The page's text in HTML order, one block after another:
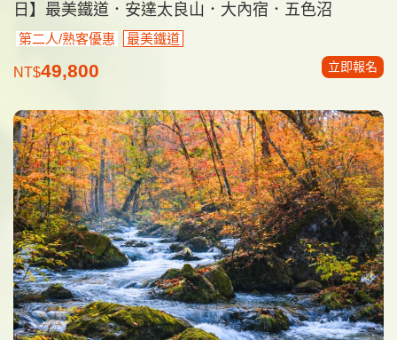
日】最美鐵道．安達太良山．大內宿．五色沼
第二人/熟客優惠 最美鐵道
NT$49,800 立即報名